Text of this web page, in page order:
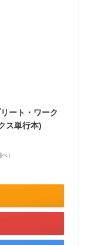
ート・ワーク
ス単行本)
）